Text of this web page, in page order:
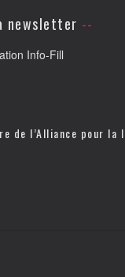
newsletter
Info-Fill
de l’Alliance pour la